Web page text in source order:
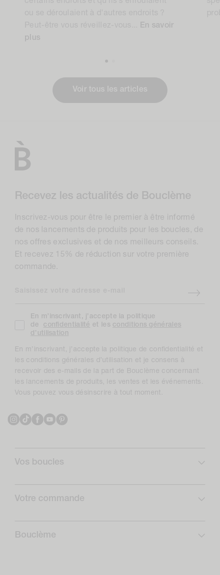
En savoir
plus
Voir tous les articles
Recevez les actualités de Bouclème
Inscrivez-vous pour être le premier à être informé
de nos lancements de produits pour les boucles, de
nos offres exclusives et de nos meilleurs conseils.
Et recevez 15% de réduction sur votre première
commande.
En m’inscrivant, j’accepte la politique
de confidentialité et les conditions générales
d’utilisation
En m’inscrivant, j’accepte la politique de confidentialité et
les conditions générales d’utilisation et je consens à
recevoir des e-mails de la part de Bouclème concernant
les lancements de produits, les ventes et les événements.
Vous pouvez vous désinscrire à tout moment.
Instagram
TikTokFacebook
YouTube
Vos boucles
Profil de boucles
Curlcare
Routines boucles
Votre commande
FAQ
Livraison
Bouclème